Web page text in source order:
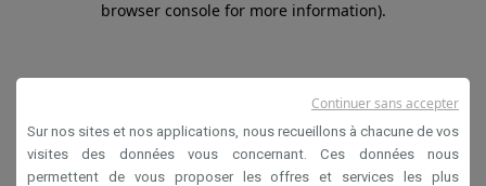
browser console for more information).
Sur nos sites et nos applications, nous recueillons à chacune de vos
visites des données vous concernant. Ces données nous
permettent de vous proposer les offres et services les plus
Continuer sans accepter